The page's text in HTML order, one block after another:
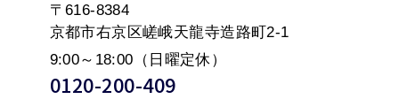
〒616-8384
京都市右京区嵯峨天龍寺造路町2-1
9:00～18:00（日曜定休）
0120-200-409